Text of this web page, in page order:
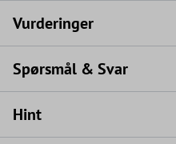
Vurderinger
Spørsmål & Svar
Hint